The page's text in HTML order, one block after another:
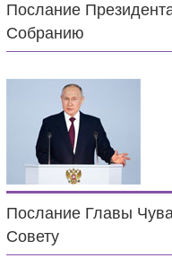
Послание
Собранию
Послание Главы
Совету